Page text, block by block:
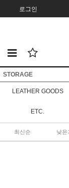
로그인
STORAGE
LEATHER GOODS
ETC.
최신순 낮은